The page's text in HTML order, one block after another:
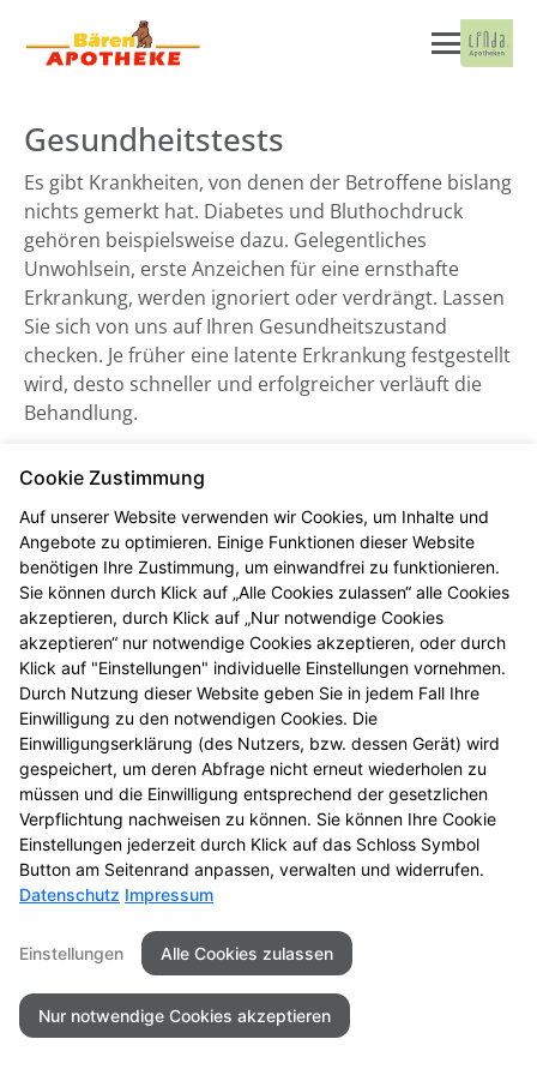
Gesundheitstests
Es gibt Krankheiten, von denen der Betroffene bislang
nichts gemerkt hat. Diabetes und Bluthochdruck
gehören beispielsweise dazu. Gelegentliches
Unwohlsein, erste Anzeichen für eine ernsthafte
Erkrankung, werden ignoriert oder verdrängt. Lassen
Sie sich von uns auf Ihren Gesundheitszustand
checken. Je früher eine latente Erkrankung festgestellt
wird, desto schneller und erfolgreicher verläuft die
Behandlung.
Blutdruckmessung
Kontakt Impressum
Datenschutz
Barrierefreiheit
©2026Baeren Apotheke - Uelzen
Cookie Zustimmung
Auf unserer Website verwenden wir Cookies, um Inhalte und
Angebote zu optimieren. Einige Funktionen dieser Website
benötigen Ihre Zustimmung, um einwandfrei zu funktionieren.
Sie können durch Klick auf „Alle Cookies zulassen“ alle Cookies
akzeptieren, durch Klick auf „Nur notwendige Cookies
akzeptieren“ nur notwendige Cookies akzeptieren, oder durch
Klick auf "Einstellungen" individuelle Einstellungen vornehmen.
Durch Nutzung dieser Website geben Sie in jedem Fall Ihre
Einwilligung zu den notwendigen Cookies. Die
Einwilligungserklärung (des Nutzers, bzw. dessen Gerät) wird
gespeichert, um deren Abfrage nicht erneut wiederholen zu
müssen und die Einwilligung entsprechend der gesetzlichen
Verpflichtung nachweisen zu können. Sie können Ihre Cookie
Einstellungen jederzeit durch Klick auf das Schloss Symbol
Button am Seitenrand anpassen, verwalten und widerrufen.
Datenschutz Impressum
Einstellungen Alle Cookies zulassen
Nur notwendige Cookies akzeptieren